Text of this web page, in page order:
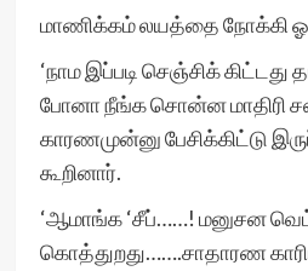
மாணிக்கம் லயத்தை நோக்கி
‘நாம இப்படி செஞ்சிக் கிட்டது
போனா நீங்க சொன்ன மாதிரி
காரணமுன்னு பேசிக்கிட்டு
கூறினார்.
‘ஆமாங்க ‘சீப்……! மனுசன
கொத்துறது…….சாதாரண